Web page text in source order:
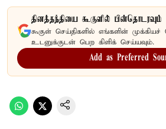
தினத்தந்தியை கூகுளில் பின்தொடரவும்
கூகுள் செய்திகளில் எங்களின்
உடனுக்குடன் பெற கிளிக் செய்யவும்.
Add as Preferred